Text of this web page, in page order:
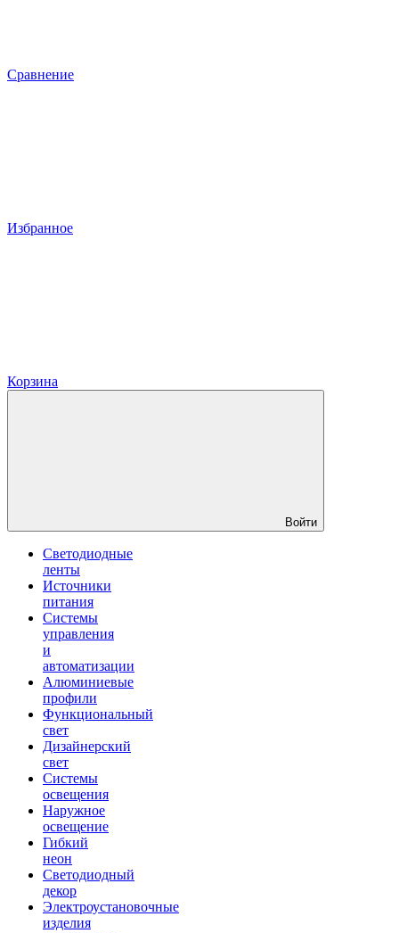
Сравнение
Избранное
Корзина
Войти
Светодиодные
ленты
Источники
питания
Системы
управления
и
автоматизации
Алюминиевые
профили
Функциональный
свет
Дизайнерский
свет
Системы
освещения
Наружное
освещение
Гибкий
неон
Светодиодный
декор
Электроустановочные
изделия